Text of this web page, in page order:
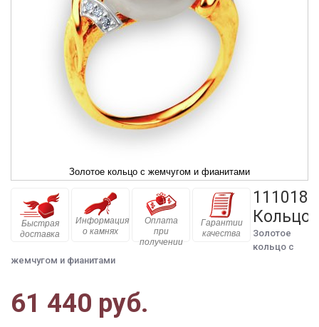
Золотое кольцо с жемчугом и фианитами
Быстрая
доставка
Информация
о камнях
Оплата
при
получении
Гарантии
качества
111018
Кольцо
Золотое
кольцо с
жемчугом и фианитами
61 440 руб.